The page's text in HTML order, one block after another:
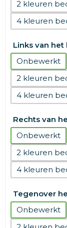
2
4
Links van
Onbewerkt
2
4
Rechts van
Onbewerkt
2
4
Tegenover
Onbewerkt